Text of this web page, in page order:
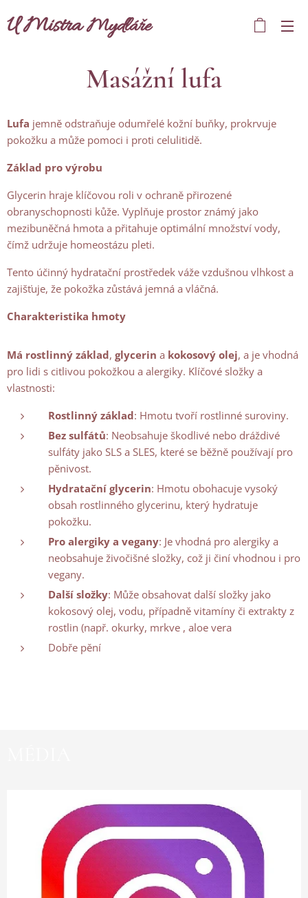
U MistraMydláře
Masážní lufa
Lufa jemně odstraňuje odumřelé kožní buňky, prokrvuje
pokožku a může pomoci i proti celulitidě.
Základ pro výrobu
Glycerin hraje klíčovou roli v ochraně přirozené
obranyschopnosti kůže. Vyplňuje prostor známý jako
mezibuněčná hmota a přitahuje optimální množství vody,
čímž udržuje homeostázu pleti.
Tento účinný hydratační prostředek váže vzdušnou vlhkost a
zajišťuje, že pokožka zůstává jemná a vláčná.
Charakteristika hmoty
Má rostlinný základ, glycerin a kokosový olej, a je vhodná
pro lidi s citlivou pokožkou a alergiky. Klíčové složky a
vlastnosti:
Rostlinný základ: Hmotu tvoří rostlinné suroviny.
Bez sulfátů: Neobsahuje škodlivé nebo dráždivé
sulfáty jako SLS a SLES, které se běžně používají pro
pěnivost.
Hydratační glycerin: Hmotu obohacuje vysoký
obsah rostlinného glycerinu, který hydratuje
pokožku.
Pro alergiky a vegany: Je vhodná pro alergiky a
neobsahuje živočišné složky, což ji činí vhodnou i pro
vegany.
Další složky: Může obsahovat další složky jako
kokosový olej, vodu, případně vitamíny či extrakty z
rostlin (např. okurky, mrkve , aloe vera
Dobře pění